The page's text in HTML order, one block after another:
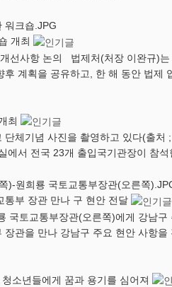
개최
선사항 논의 법제처(처장 이완규)
후 계획을 공유하고, 한 해 동안 법제
최
단체기념 사진을 촬영하고 있다(출
에서 전국 23개 출입국기관장이 참
통부 장관 만나 구 현안 전달
국토교통부장관(오른쪽)에게 강남
장관을 만나 강남구 주요 현안 사항
소년들에게 꿈과 용기를 심어져